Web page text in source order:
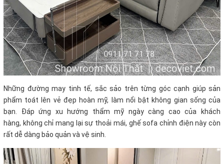
Những đường may tinh tế, sắc sảo trên từng góc cạnh giúp sản
phẩm toát lên vẻ đẹp hoàn mỹ, làm nổi bật không gian sống của
bạn. Đáp ứng xu hướng thẩm mỹ ngày càng cao của khách
hàng, không chỉ mang lại sự thoải mái, ghế sofa chỉnh điện này còn
rất dễ dàng bảo quản và vệ sinh.